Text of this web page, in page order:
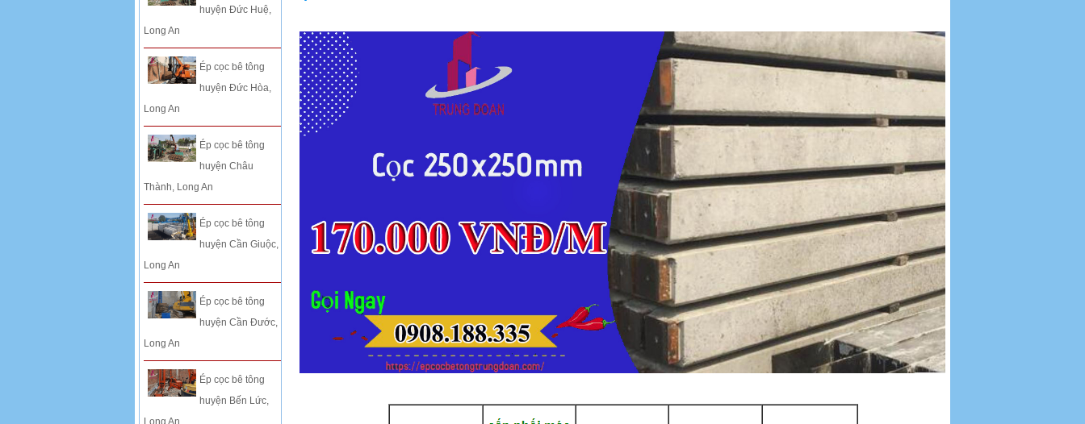
huyện Đức Huệ,
Long An
Ép cọc bê tông
huyện Đức Hòa,
Long An
Ép cọc bê tông
huyện Châu
Thành, Long An
Ép cọc bê tông
huyện Cần Giuộc,
Long An
Ép cọc bê tông
huyện Cần Đước,
Long An
Ép cọc bê tông
huyện Bến Lức,
Long An